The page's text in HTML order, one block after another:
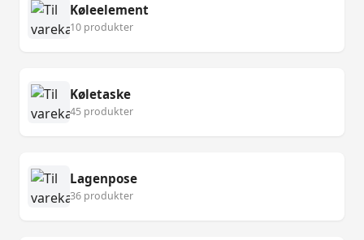
Køleelement
10 produkter
Køletaske
45 produkter
Lagenpose
36 produkter